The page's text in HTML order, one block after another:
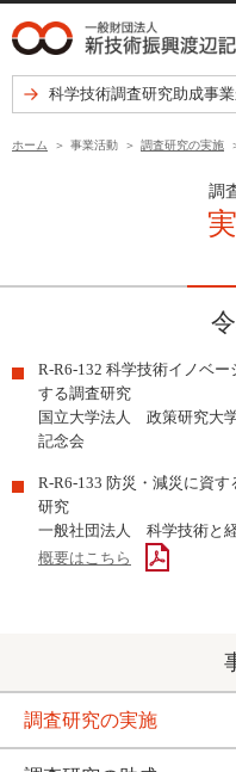
科学技術調査研究助成事
ホーム 事業活動 調査研究の実施
調
R-R6-132 科学技術イノベ
する調査研究
国立大学法人 政策研究大
記念会
R-R6-133 防災・減災に資
研究
一般社団法人 科学技術と
概要はこちら
調査研究の実施